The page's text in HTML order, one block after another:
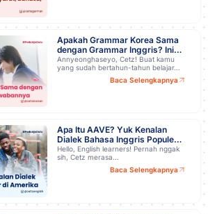
Apakah Grammar Korea Sama
dengan Grammar Inggris? Ini
Jawabannya
Annyeonghaseyo, Cetz! Buat kamu
yang sudah bertahun-tahun belajar…
Baca Selengkapnya
Apa Itu AAVE? Yuk Kenalan
Dialek Bahasa Inggris Populer
di Amerika
Hello, English learners! Pernah nggak
sih, Cetz merasa…
Baca Selengkapnya